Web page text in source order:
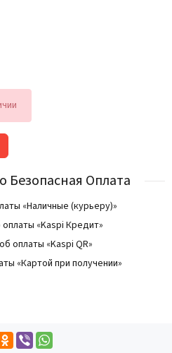
Безопасная Оплата